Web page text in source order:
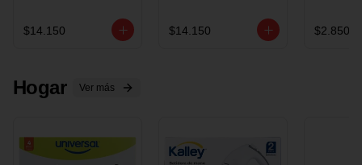
CHOCOLATE X
$14.150
GRS
$14.150
STACK 6G
$2.850
Hogar Ver más